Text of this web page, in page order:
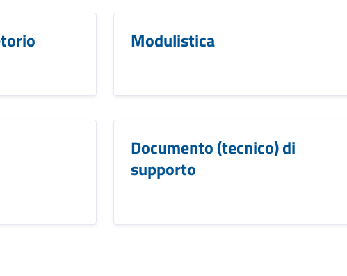
Modulistica
Documento (tecnico) di
supporto